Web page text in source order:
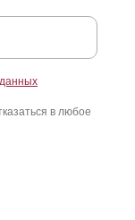
в любое